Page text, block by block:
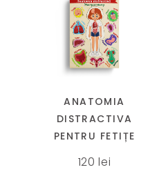
ANATOMIA
DISTRACTIVA
PENTRU FETIȚE
120lei